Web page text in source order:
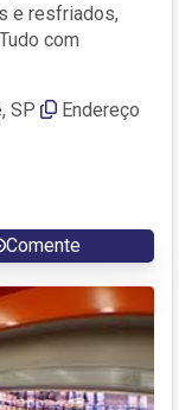
e resfriados,
com
SP
Endereço
Comente